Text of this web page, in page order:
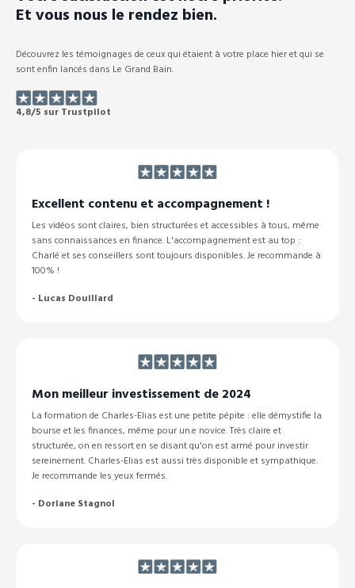
Et vous nous le rendez bien.
Découvrez les témoignages de ceux qui étaient à votre place hier et qui se
sont enfin lancés dans Le Grand Bain.
4,8/5 sur Trustpilot
Excellent contenu et accompagnement !
Les vidéos sont claires, bien structurées et accessibles à tous, même
sans connaissances en finance. L'accompagnement est au top :
Charlé et ses conseillers sont toujours disponibles. Je recommande à
100% !
- Lucas Douillard
Mon meilleur investissement de 2024
La formation de Charles-Elias est une petite pépite : elle démystifie la
bourse et les finances, même pour un.e novice. Très claire et
structurée, on en ressort en se disant qu'on est armé pour investir
sereinement. Charles-Elias est aussi très disponible et sympathique.
Je recommande les yeux fermés.
- Doriane Stagnol